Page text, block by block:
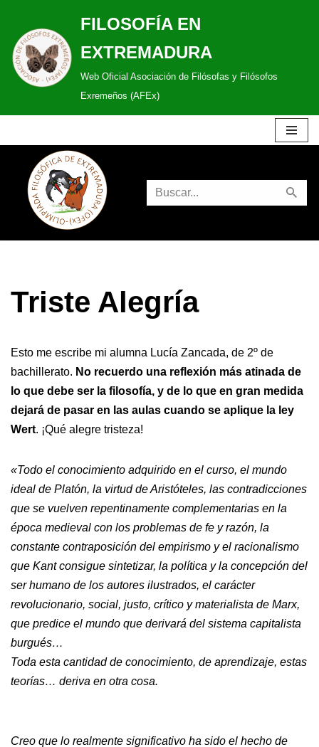
Saltar
al
contenido
FILOSOFÍA EN
EXTREMADURA
Web Oficial Asociación de Filósofas y Filósofos
Exremeños (AFEx)
Triste Alegría
Esto me escribe mi alumna Lucía Zancada, de 2º de
bachillerato. No recuerdo una reflexión más atinada de
lo que debe ser la filosofía, y de lo que en gran medida
dejará de pasar en las aulas cuando se aplique la ley
Wert. ¡Qué alegre tristeza!
«Todo el conocimiento adquirido en el curso, el mundo
ideal de Platón, la virtud de Aristóteles, las contradicciones
que se vuelven repentinamente complementarias en la
época medieval con los problemas de fe y razón, la
constante contraposición del empirismo y el racionalismo
que Kant consigue sintetizar, la política y la concepción del
ser humano de los autores ilustrados, el carácter
revolucionario, social, justo, crítico y materialista de Marx,
que predice el mundo que derivará del sistema capitalista
burgués…
Toda esta cantidad de conocimiento, de aprendizaje, estas
teorías… deriva en otra cosa.
Creo que lo realmente significativo ha sido el hecho de